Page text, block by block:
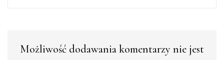
Możliwość dodawania komentarzy nie jest